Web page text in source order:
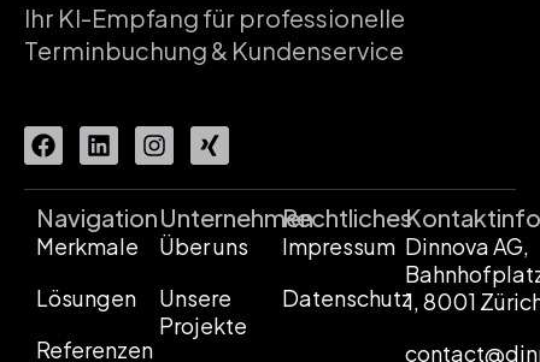
Ihr KI-Empfang für professionelle
Terminbuchung & Kundenservice
Navigation
Merkmale
Lösungen
Referenzen
Unternehmen
Über uns
Unsere
Projekte
Rechtliches
Impressum
Datenschutz
Dinnova AG,
1, 8001